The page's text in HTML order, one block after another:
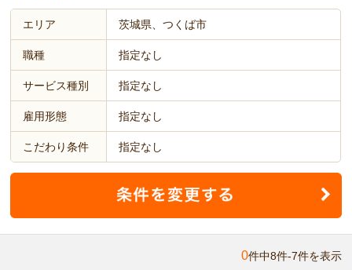
エリア 茨城県、つくば市
職種 指定なし
サービス種別 指定なし
雇用形態 指定なし
こだわり条件 指定なし
0件中8件-7件を表示